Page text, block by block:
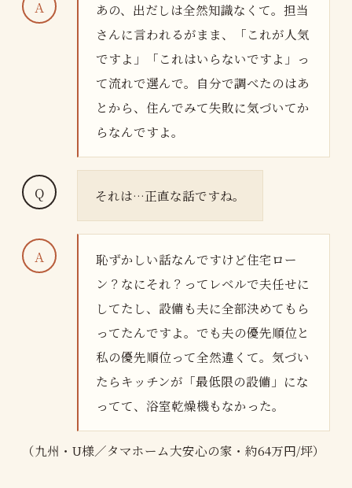
あの、出だしは全然知識なくて。担当
さんに言われるがまま、「これが人気
ですよ」「これはいらないですよ」っ
て流れで選んで。自分で調べたのはあ
とから、住んでみて失敗に気づいてか
らなんですよ。
それは…正直な話ですね。
恥ずかしい話なんですけど住宅ロー
ン？なにそれ？ってレベルで夫任せに
してたし、設備も夫に全部決めてもら
ってたんですよ。でも夫の優先順位と
私の優先順位って全然違くて。気づい
たらキッチンが「最低限の設備」にな
ってて、浴室乾燥機もなかった。
（九州・U様／タマホーム大安心の家・約64万円/坪）